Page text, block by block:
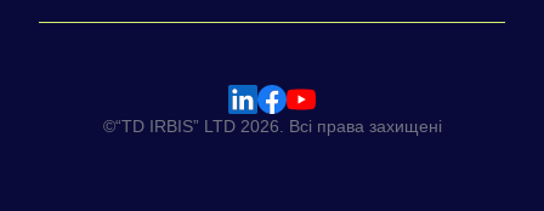
©“TD IRBIS” LTD 2026. Всі права захищені